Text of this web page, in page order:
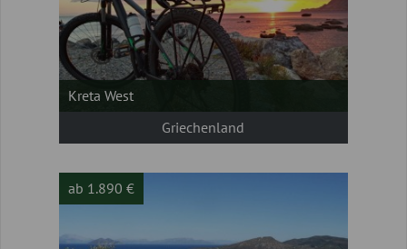
Kreta West
Griechenland
ab 1.890 €